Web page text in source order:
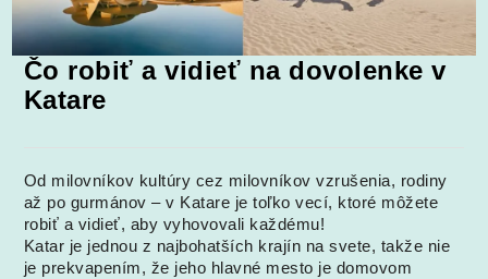
Čo robiť a vidieť na dovolenke v
Katare
Od milovníkov kultúry cez milovníkov vzrušenia, rodiny
až po gurmánov – v Katare je toľko vecí, ktoré môžete
robiť a vidieť, aby vyhovovali každému!
Katar je jednou z najbohatších krajín na svete, takže nie
je prekvapením, že jeho hlavné mesto je domovom